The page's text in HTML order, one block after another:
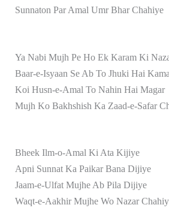
Sunnaton Par Amal Umr Bhar Chahiye
Ya Nabi Mujh Pe Ho Ek Karam Ki
Baar-e-Isyaan Se Ab To Jhuki Hai
Koi Husn-e-Amal To Nahin Hai Magar
Mujh Ko Bakhshish Ka Zaad-e-Safar
Bheek Ilm-o-Amal Ki Ata Kijiye
Apni Sunnat Ka Paikar Bana Dijiye
Jaam-e-Ulfat Mujhe Ab Pila Dijiye
Waqt-e-Aakhir Mujhe Wo Nazar